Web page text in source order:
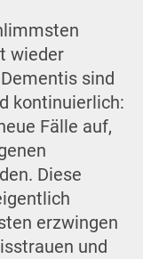
wieder
sind
kontinuierlich:
Fälle auf,
Diese
erzwingen
und